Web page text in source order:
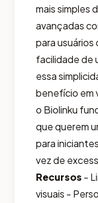
mais simples
avançadas
para usuários
facilidade de
essa
benefício em
o Biolinku
que querem
para
vez de
Recursos -
visuais -